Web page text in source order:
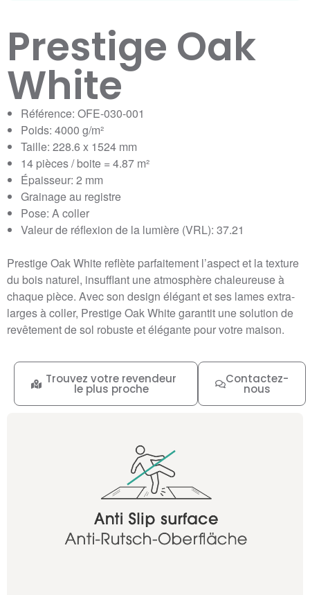
Prestige Oak
White
Référence: OFE-030-001
Poids: 4000 g/m²
Taille: 228.6 x 1524 mm
14 pièces / boite = 4.87 m²
Épaisseur: 2 mm
Grainage au registre
Pose: A coller
Valeur de réflexion de la lumière (VRL): 37.21
Prestige Oak White reflète parfaitement l’aspect et la texture
du bois naturel, insufflant une atmosphère chaleureuse à
chaque pièce. Avec son design élégant et ses lames extra-
larges à coller, Prestige Oak White garantit une solution de
revêtement de sol robuste et élégante pour votre maison.
Contactez-
nous
Trouvez votre revendeur
le plus proche